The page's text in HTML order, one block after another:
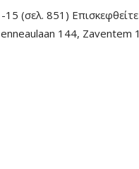
(σελ. 851)
144,